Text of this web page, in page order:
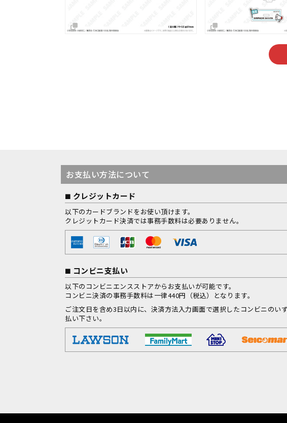
SOLD OUT
お支払い方法について
クレジットカード
以下のカードブランドをお使い頂けます。
クレジットカード決済では事務手数料は必要ありません。
コンビニ支払い
以下のコンビニエンスストアからお支払いが可能です。
コンビニ決済の事務手数料は一律440円（税込）となります。
ご注文日を含め3日以内に、決済方法入力画面で選択したコンビニのい
払い下さい。